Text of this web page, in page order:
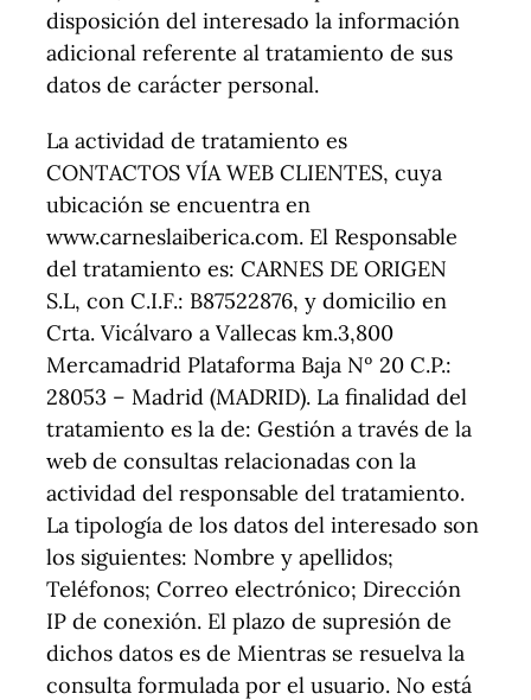
disposición del interesado la información
adicional referente al tratamiento de sus
datos de carácter personal.
La actividad de tratamiento es
CONTACTOS VÍA WEB CLIENTES, cuya
ubicación se encuentra en
www.carneslaiberica.com. El Responsable
del tratamiento es: CARNES DE ORIGEN
S.L, con C.I.F.: B87522876, y domicilio en
Crta. Vicálvaro a Vallecas km.3,800
Mercamadrid Plataforma Baja Nº 20 C.P.:
28053 – Madrid (MADRID). La finalidad del
tratamiento es la de: Gestión a través de la
web de consultas relacionadas con la
actividad del responsable del tratamiento.
La tipología de los datos del interesado son
los siguientes: Nombre y apellidos;
Teléfonos; Correo electrónico; Dirección
IP de conexión. El plazo de supresión de
dichos datos es de Mientras se resuelva la
consulta formulada por el usuario. No está